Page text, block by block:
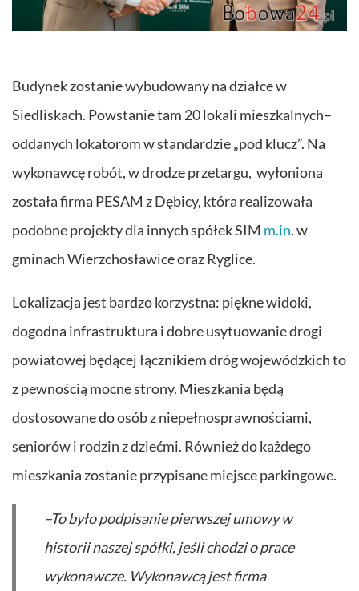
Budynek zostanie wybudowany na działce w
Siedliskach. Powstanie tam 20 lokali mieszkalnych–
oddanych lokatorom w standardzie „pod klucz”. Na
wykonawcę robót, w drodze przetargu, wyłoniona
została firma PESAM z Dębicy, która realizowała
podobne projekty dla innych spółek SIM m.in. w
gminach Wierzchosławice oraz Ryglice.
Lokalizacja jest bardzo korzystna: piękne widoki,
dogodna infrastruktura i dobre usytuowanie drogi
powiatowej będącej łącznikiem dróg wojewódzkich to
z pewnością mocne strony. Mieszkania będą
dostosowane do osób z niepełnosprawnościami,
seniorów i rodzin z dziećmi. Również do każdego
mieszkania zostanie przypisane miejsce parkingowe.
–To było podpisanie pierwszej umowy w
historii naszej spółki, jeśli chodzi o prace
wykonawcze. Wykonawcą jest firma